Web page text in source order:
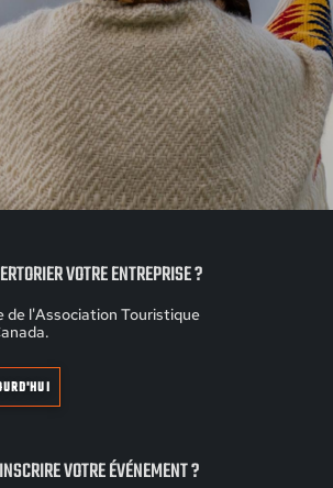
VOTRE ENTREPRISE ?
de l'Association Touristique
VOTRE ÉVÉNEMENT ?